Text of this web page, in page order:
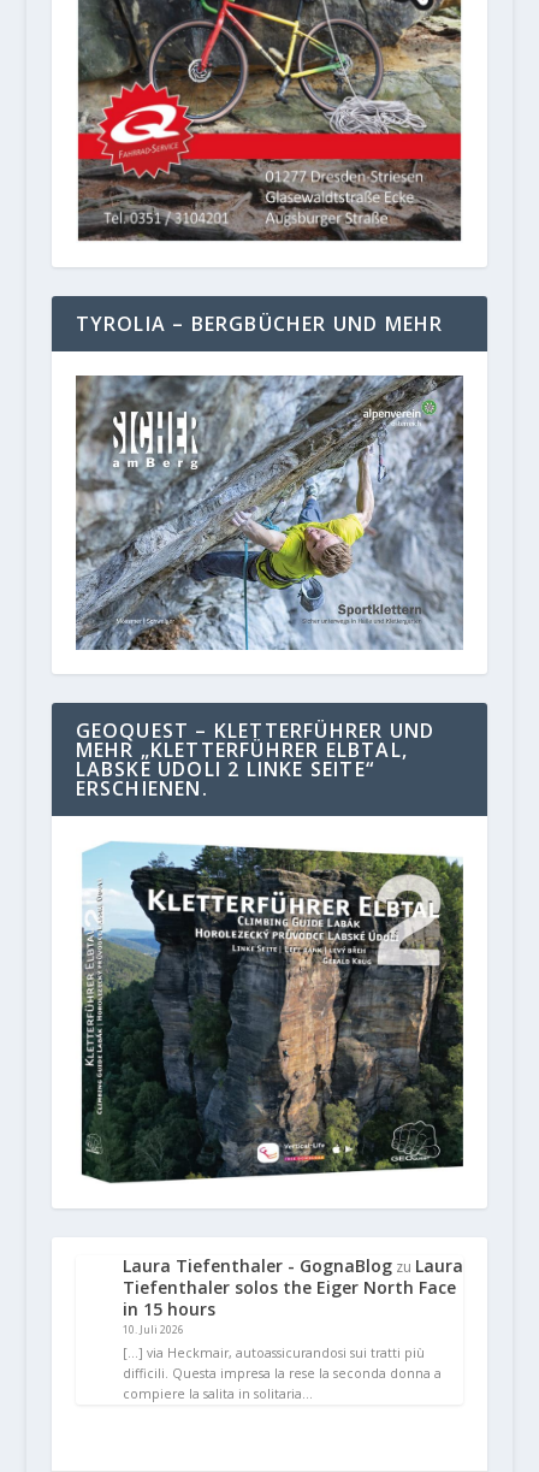
TYROLIA – BERGBÜCHER UND MEHR
GEOQUEST – KLETTERFÜHRER UND
MEHR „KLETTERFÜHRER ELBTAL,
LABSKE UDOLI 2 LINKE SEITE“
ERSCHIENEN.
Laura Tiefenthaler - GognaBlogzu Laura
Tiefenthaler solos the Eiger North Face
in 15 hours
10. Juli 2026
[…] via Heckmair, autoassicurandosi sui tratti più
difficili. Questa impresa la rese la seconda donna a
compiere la salita in solitaria…